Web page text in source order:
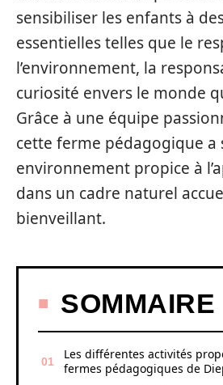
sensibiliser les enfants à
essentielles telles que le
l’environnement, la
curiosité envers le monde
Grâce à une équipe
cette ferme pédagogique a
environnement propice à
dans un cadre naturel
bienveillant.
SOMMAIRE
Les différentes activités
fermes pédagogiques de